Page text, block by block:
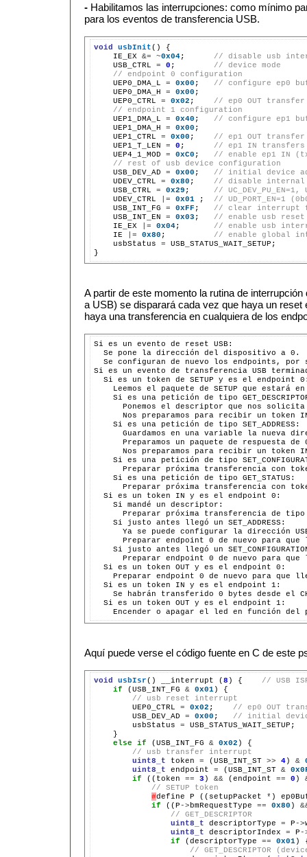
- Habilitamos las interrupciones: como mínimo
para los eventos de transferencia USB.
void usbInit() {
    IE_EX
&= ~0x04;
// disable usb
    USB_CTRL
= 0 ;
// device mode
// endpoint 0 configuration
    UEP0_DMA_L
= 0x00 ;
// configure ep0
    UEP0_DMA_H
= 0x00 ;
    UEP0_CTRL
= 0x02 ;
// ep0 OUT
// endpoint 1 configuration
    UEP1_DMA_L
= 0x40 ;
// configure ep1
    UEP1_DMA_H
= 0x00 ;
    UEP1_CTRL
= 0x00 ;
// ep1 OUT transfer
    UEP1_T_LEN
= 0 ;
// ep1 IN transfers
    UEP4_1_MOD
= 0xC0 ;
// enable ep1 IN
// rest of usb device configuration
    USB_DEV_AD
= 0x00 ;
// initial device
    UDEV_CTRL
= 0x80 ;
// disable internal
    USB_CTRL
= 0x29 ;
// UC_DEV_PU_EN=1,
    UDEV_CTRL
|= 0x01 ;
// UD_PORT_EN=1
    USB_INT_FG
= 0xFF ;
// clear interrupt
    USB_INT_EN
= 0x03 ;
// enable usb
    IE_EX
|= 0x04;
// enable usb
    IE
|= 0x80 ;
// enable global
    usbStatus
= USB_STATUS_WAIT_SETUP;
A partir de este momento la rutina de
a USB) se disparará cada vez que haya un
haya una transferencia en cualquiera de los
Si es un evento de reset USB:
  Se pone la dirección del dispositivo a 0.
Se configuran de nuevo los endpoints, por
Si es un evento de transferencia USB
Si es un token de SETUP y es el endpoint
Leemos el paquete de SETUP que estará
Si es una petición de tipo
Ponemos el descriptor que nos
Nos preparamos para recibir un token
    Si es una petición de tipo SET_ADDRESS:
Guardamos en una variable la nueva
Preparamos un paquete de respuesta de
Nos preparamos para recibir un token
Si es una petición de tipo
Preparar próxima transferencia con
    Si es una petición de tipo GET_STATUS:
Preparar próxima transferencia con
  Si es un token IN y es el endpoint 0:
    Si mandé un descriptor:
Preparar próxima transferencia de
    Si justo antes llegó un SET_ADDRESS:
Ya se puede configurar la dirección
Preparar endpoint 0 de nuevo para que
Si justo antes llegó un
Preparar endpoint 0 de nuevo para que
  Si es un token OUT y es el endpoint 0:
Preparar endpoint 0 de nuevo para que
  Si es un token IN y es el endpoint 1:
Se habrán transferido 0 bytes desde el
  Si es un token OUT y es el endpoint 1:
Aquí puede verse el código fuente en C de este
void usbIsr() __interrupt (8 ) {
// USB
if (USB_INT_FG & 0x01) {
// usb reset interrupt
        UEP0_CTRL
= 0x02 ;
// ep0 OUT
        USB_DEV_AD
= 0x00 ;
// initial
        usbStatus
= USB_STATUS_WAIT_SETUP;
    }
else
if (USB_INT_FG & 0x02 ) {
// usb transfer interrupt
uint8_t token = (USB_INT_ST >> 4) &
uint8_t endpoint = (USB_INT_ST &
if ((token == 3 ) && (endpoint == 0 )
// SETUP token
#define P ((setupPacket * )
if ((P-> bmRequestType == 0x80 )
// GET_DESCRIPTOR
uint8_t descriptorType = P->
uint8_t descriptorIndex = P-
if (descriptorType == 0x01)
// GET_DESCRIPTOR